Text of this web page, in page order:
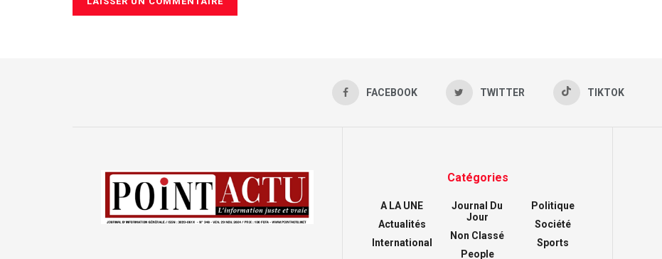
FACEBOOK TWITTER TIKTOK
Catégories
A LA UNE
Actualités
International
Journal Du
Jour
Non Classé
People
Politique
Société
Sports